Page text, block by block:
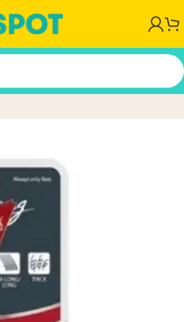
Gigwi 11 Dientes Dual